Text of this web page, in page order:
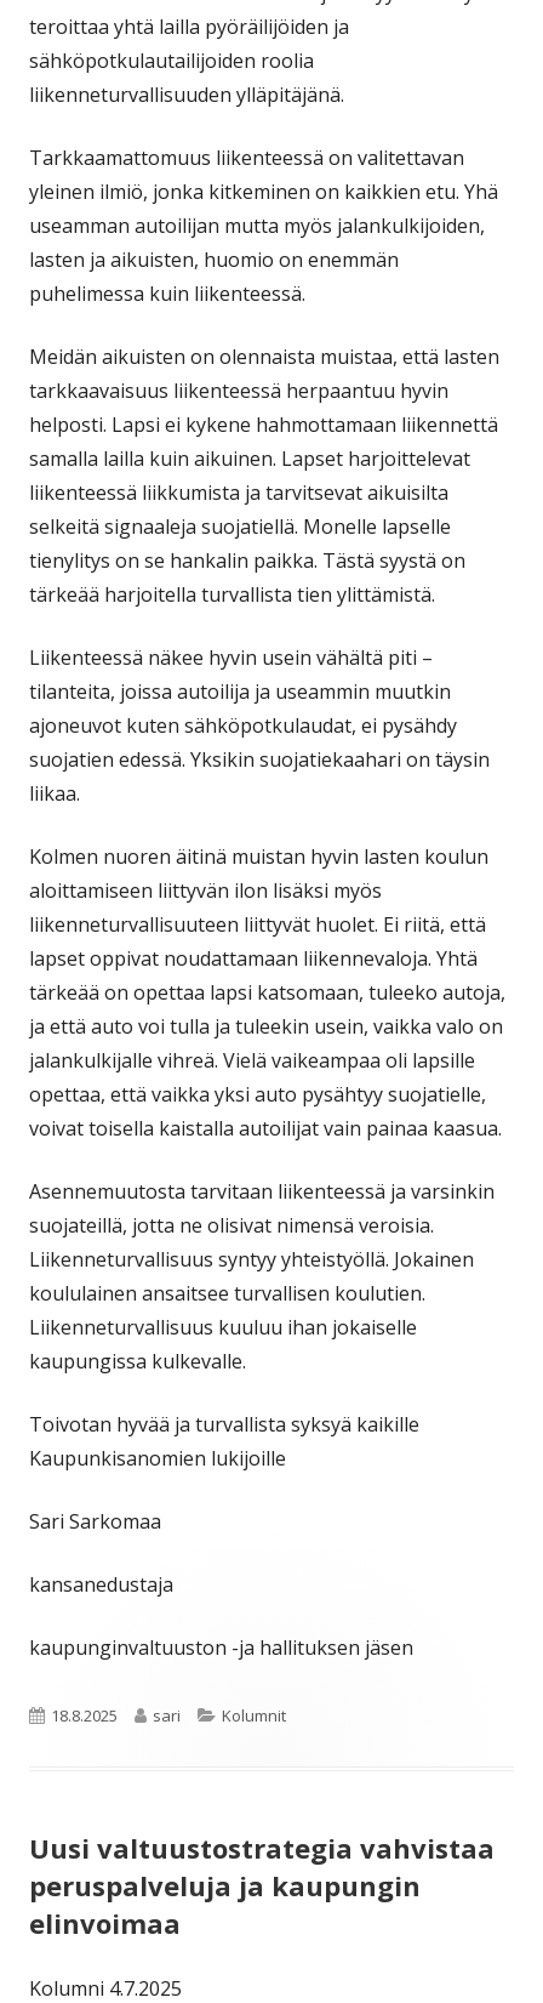
teroittaa yhtä lailla pyöräilijöiden ja
sähköpotkulautailijoiden roolia
liikenneturvallisuuden ylläpitäjänä.
Tarkkaamattomuus liikenteessä on valitettavan
yleinen ilmiö, jonka kitkeminen on kaikkien etu. Yhä
useamman autoilijan mutta myös jalankulkijoiden,
lasten ja aikuisten, huomio on enemmän
puhelimessa kuin liikenteessä.
Meidän aikuisten on olennaista muistaa, että lasten
tarkkaavaisuus liikenteessä herpaantuu hyvin
helposti. Lapsi ei kykene hahmottamaan liikennettä
samalla lailla kuin aikuinen. Lapset harjoittelevat
liikenteessä liikkumista ja tarvitsevat aikuisilta
selkeitä signaaleja suojatiellä. Monelle lapselle
tienylitys on se hankalin paikka. Tästä syystä on
tärkeää harjoitella turvallista tien ylittämistä.
Liikenteessä näkee hyvin usein vähältä piti –
tilanteita, joissa autoilija ja useammin muutkin
ajoneuvot kuten sähköpotkulaudat, ei pysähdy
suojatien edessä. Yksikin suojatiekaahari on täysin
liikaa.
Kolmen nuoren äitinä muistan hyvin lasten koulun
aloittamiseen liittyvän ilon lisäksi myös
liikenneturvallisuuteen liittyvät huolet. Ei riitä, että
lapset oppivat noudattamaan liikennevaloja. Yhtä
tärkeää on opettaa lapsi katsomaan, tuleeko autoja,
ja että auto voi tulla ja tuleekin usein, vaikka valo on
jalankulkijalle vihreä. Vielä vaikeampaa oli lapsille
opettaa, että vaikka yksi auto pysähtyy suojatielle,
voivat toisella kaistalla autoilijat vain painaa kaasua.
Asennemuutosta tarvitaan liikenteessä ja varsinkin
suojateillä, jotta ne olisivat nimensä veroisia.
Liikenneturvallisuus syntyy yhteistyöllä. Jokainen
koululainen ansaitsee turvallisen koulutien.
Liikenneturvallisuus kuuluu ihan jokaiselle
kaupungissa kulkevalle.
Toivotan hyvää ja turvallista syksyä kaikille
Kaupunkisanomien lukijoille
Sari Sarkomaa
kansanedustaja
kaupunginvaltuuston -ja hallituksen jäsen
Julkaistu
18.8.2025 Kirjoittaja
sari Kategoriat
Kolumnit
Uusi valtuustostrategia vahvistaa
peruspalveluja ja kaupungin
elinvoimaa
Kolumni 4.7.2025